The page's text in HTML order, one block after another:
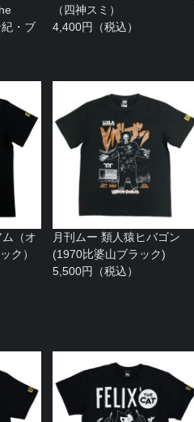
・ブ
（四神スミ）
4,400円（税込）
（オ
ク）
月刊ムー 類人猿ヒバゴン
(1970比婆山ブラック)
5,500円（税込）